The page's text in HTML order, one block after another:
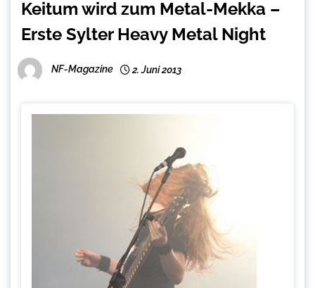
Keitum wird zum Metal-Mekka –
Erste Sylter Heavy Metal Night
NF-Magazine 2. Juni 2013